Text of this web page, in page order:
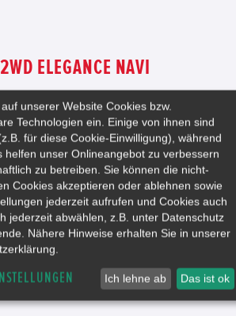
ELEGANCE NAVI
Schaltgetriebe
Gebrauchtfahrzeug
5 Türen
Navigationssystem
unserer Website Cookies bzw.
Technologien ein. Einige von ihnen sind
für diese Cookie-Einwilligung), während
helfen unser Onlineangebot zu verbessern
zu betreiben. Sie können die nicht-
Cookies akzeptieren oder ablehnen sowie
jederzeit aufrufen und Cookies auch
jederzeit abwählen, z.B. unter Datenschutz
Nähere Hinweise erhalten Sie in unserer
Ich lehne ab Das ist ok